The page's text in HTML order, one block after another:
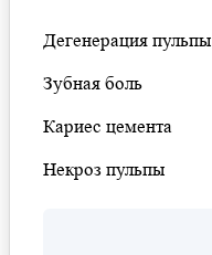
Дегенерация пульпы
Зубная боль
Кариес цемента
Некроз пульпы